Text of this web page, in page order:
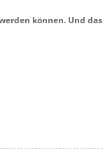
können. Und das